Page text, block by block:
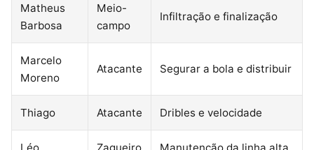
Matheus
Barbosa
Meio-
campo
Infiltração e finalização
Marcelo
Moreno
Atacante Segurar a bola e distribuir
Thiago Atacante Dribles e velocidade